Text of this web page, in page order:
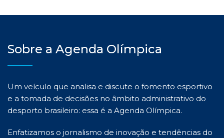
Sobre a Agenda Olímpica
Um veículo que analisa e discute o fomento esportivo
e a tomada de decisões no âmbito administrativo do
desporto brasileiro: essa é a Agenda Olímpica.
Enfatizamos o jornalismo de inovação e tendências do